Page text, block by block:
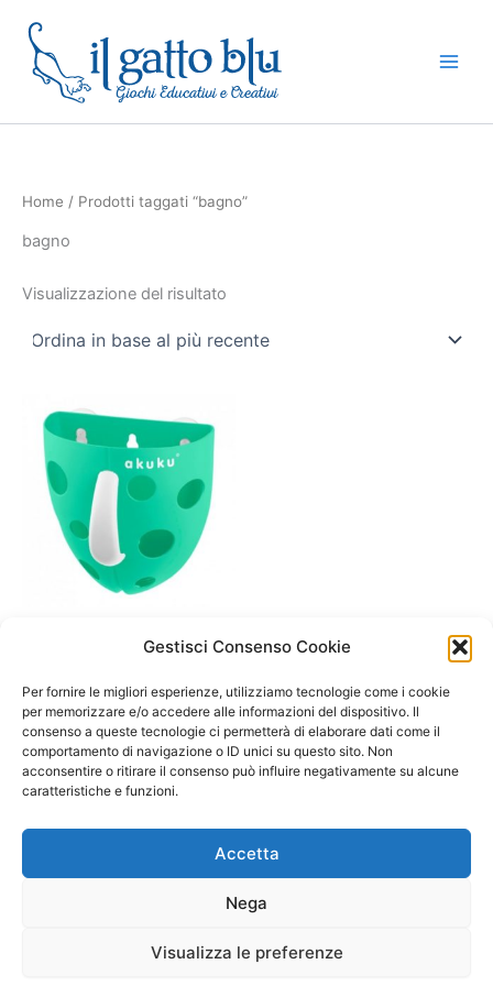
Gestisci Consenso Cookie
Per fornire le migliori esperienze, utilizziamo tecnologie come i cookie
per memorizzare e/o accedere alle informazioni del dispositivo. Il
consenso a queste tecnologie ci permetterà di elaborare dati come il
comportamento di navigazione o ID unici su questo sito. Non
acconsentire o ritirare il consenso può influire negativamente su alcune
caratteristiche e funzioni.
Accetta
Nega
Visualizza le preferenze
contenuto
Home / Prodotti taggati “bagno”
bagno
Visualizzazione del risultato
Novità Porta giochi per
bagnetto con ventose-
Akuku da 0 mesi in su
13,90€
Select options
Copyright © 2026 Il Gatto Blu Giochi educativi Montessori e